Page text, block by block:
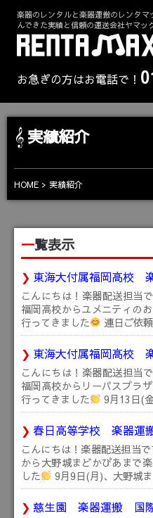
楽器のレンタルと楽器運搬のレンタ
んできた実績と信頼の運送会社ヤマッ
お急ぎの方はお電話で！
実績紹介
HOME 実績紹介
一覧表示
東海大付属福岡高校
こんにちは！楽器配送担当
福岡高校からユメニティの
行ってきました
連日ご依
東海大付属福岡高校
こんにちは！楽器配送担当
福岡高校からリーパスプラ
行ってきました
9月13日(
春日高等学校 楽器運
こんにちは！楽器配送担当
から大野城まどかぴあまで
した
9月9日(月)、大野城
慈生園 楽器運搬 国